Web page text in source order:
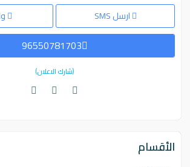
ارسل SMS
96550781703
(شارك الاعلان)
الأقسام